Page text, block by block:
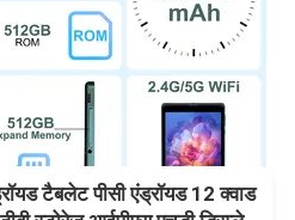
टैबलेट पीसी एंड्रॉयड 12 क्वाड